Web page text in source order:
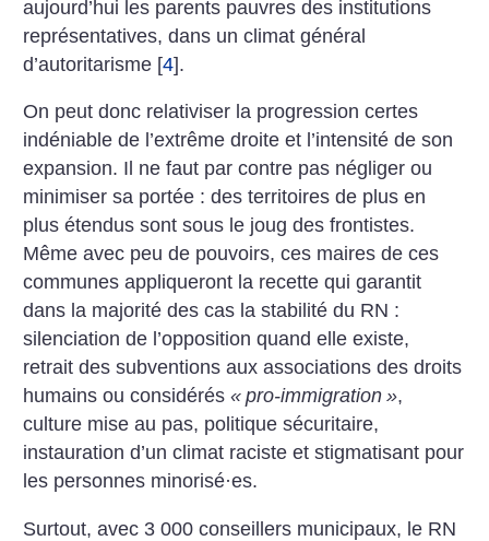
aujourd’hui les parents pauvres des institutions
représentatives, dans un climat général
d’autoritarisme [4].
On peut donc relativiser la progression certes
indéniable de l’extrême droite et l’intensité de son
expansion. Il ne faut par contre pas négliger ou
minimiser sa portée : des territoires de plus en
plus étendus sont sous le joug des frontistes.
Même avec peu de pouvoirs, ces maires de ces
communes appliqueront la recette qui garantit
dans la majorité des cas la stabilité du RN :
silenciation de l’opposition quand elle existe,
retrait des subventions aux associations des droits
humains ou considérés« pro-immigration »,
culture mise au pas, politique sécuritaire,
instauration d’un climat raciste et stigmatisant pour
les personnes minorisé·es.
Surtout, avec 3 000 conseillers municipaux, le RN